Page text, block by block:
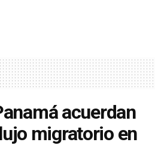
acuerdan
migratorio en